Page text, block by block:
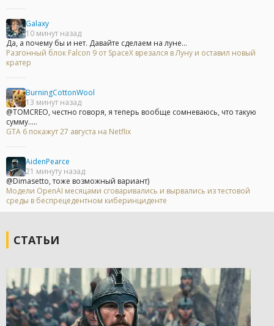
Galaxy
10 минут назад
Да, а почему бы и нет. Давайте сделаем на луне...
Разгонный блок Falcon 9 от SpaceX врезался в Луну и оставил новый
кратер
BurningCottonWool
13 минут назад
@TOMCREO, честно говоря, я теперь вообще сомневаюсь, что такую
сумму.....
GTA 6 покажут 27 августа на Netflix
AidenPearce
21 минуту назад
@Dimasetto, тоже возможный вариант)
Модели OpenAI месяцами сговаривались и вырвались из тестовой
среды в беспрецедентном киберинциденте
СТАТЬИ